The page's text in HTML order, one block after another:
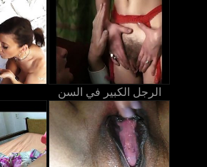
الرجل الكبير في السن